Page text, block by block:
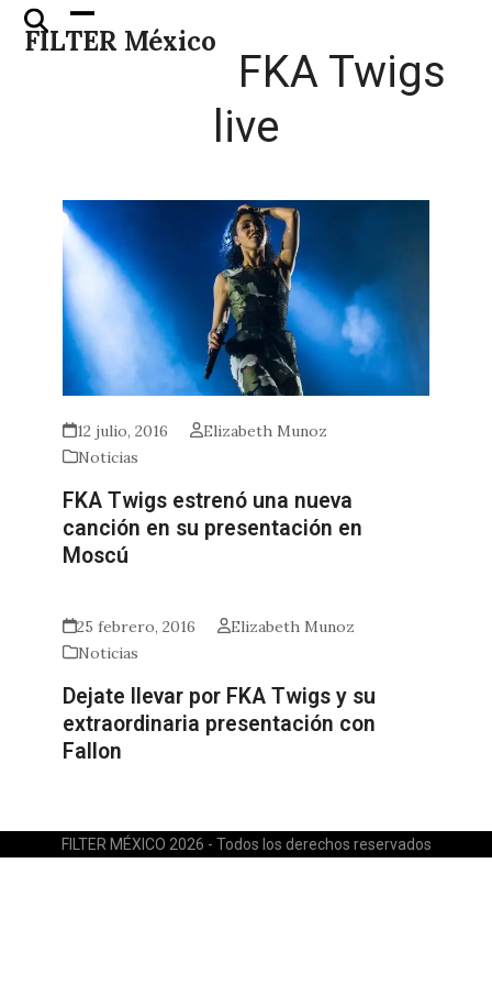
Skip
FILTER México
Open
mobile
Close
mobile
FKA Twigs
live
12 julio, 2016
Elizabeth Munoz
Noticias
FKA Twigs estrenó una nueva
canción en su presentación en
Moscú
25 febrero, 2016
Elizabeth Munoz
Noticias
Dejate llevar por FKA Twigs y su
extraordinaria presentación con
Fallon
FILTER MÉXICO 2026 - Todos los derechos reservados